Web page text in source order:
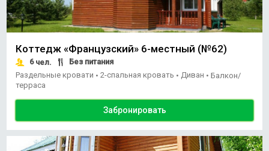
Коттедж «Французский» 6-местный (№62)
6чел.
Без питания
Раздельные кровати • 2-спальная кровать • Диван • Балкон/
терраса
Забронировать